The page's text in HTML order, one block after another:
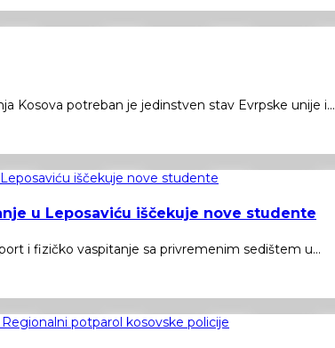
Kosova potreban je jedinstven stav Evrpske unije i...
u Leposaviću iščekuje nove studente
i fizičko vaspitanje sa privremenim sedištem u...